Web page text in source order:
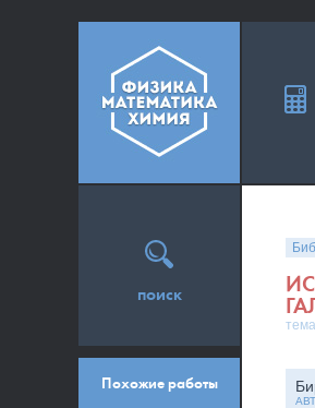
поиск
Похожие работы